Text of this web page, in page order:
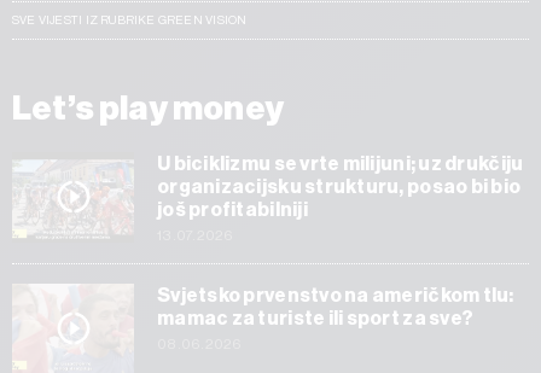
SVE VIJESTI IZ RUBRIKE GREEN VISION
Let’s play money
U biciklizmu se vrte milijuni; uz drukčiju
organizacijsku strukturu, posao bi bio
još profitabilniji
Svjetsko prvenstvo na američkom tlu:
mamac za turiste ili sport za sve?